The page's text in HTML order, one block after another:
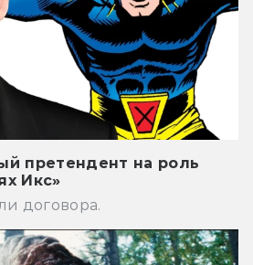
претендент на роль
Икс»
договора.